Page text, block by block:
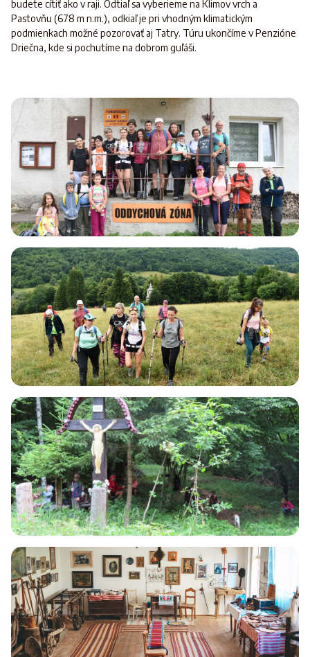
budete cítiť ako v raji. Odtiaľ sa vyberieme na Klimov vrch a
Pastovňu (678 m n.m.), odkiaľ je pri vhodným klimatickým
podmienkach možné pozorovať aj Tatry. Túru ukončíme v Penzióne
Driečna, kde si pochutíme na dobrom guľáši.